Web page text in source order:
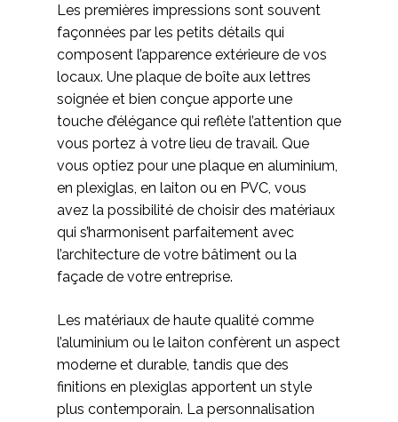
Les premières impressions sont souvent
façonnées par les petits détails qui
composent l’apparence extérieure de vos
locaux. Une plaque de boîte aux lettres
soignée et bien conçue apporte une
touche d’élégance qui reflète l’attention que
vous portez à votre lieu de travail. Que
vous optiez pour une plaque en aluminium,
en plexiglas, en laiton ou en PVC, vous
avez la possibilité de choisir des matériaux
qui s’harmonisent parfaitement avec
l’architecture de votre bâtiment ou la
façade de votre entreprise.
Les matériaux de haute qualité comme
l’aluminium ou le laiton confèrent un aspect
moderne et durable, tandis que des
finitions en plexiglas apportent un style
plus contemporain. La personnalisation